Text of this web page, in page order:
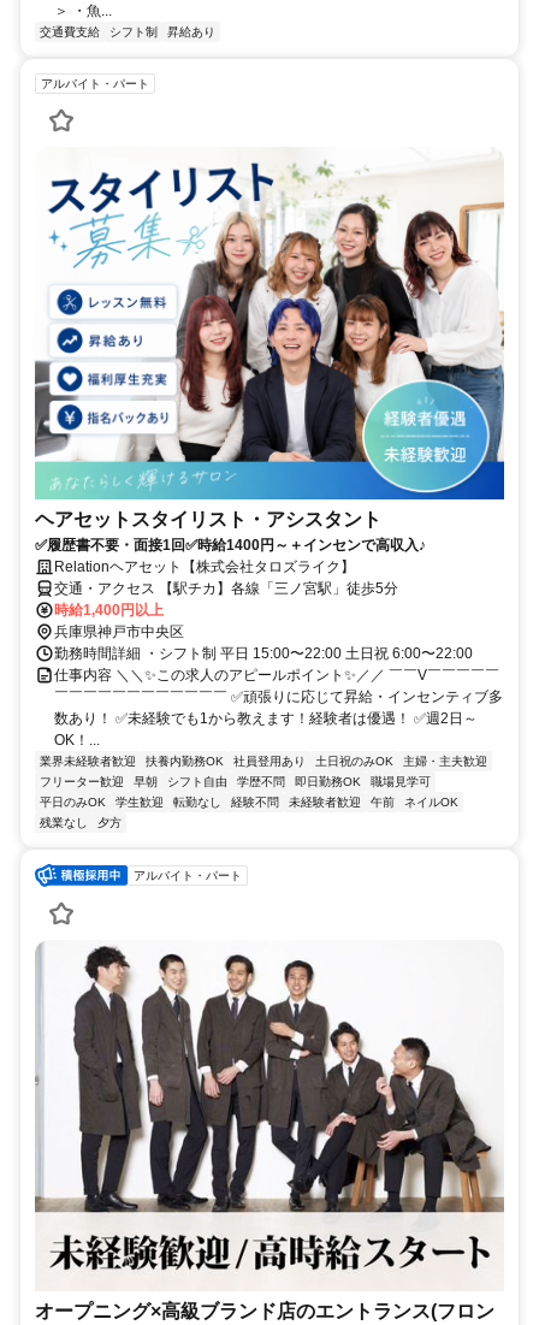
＞ ・魚...
交通費支給 シフト制 昇給あり
アルバイト・パート
ヘアセットスタイリスト・アシスタント
✅履歴書不要・面接1回✅時給1400円～＋インセンで高収入♪
Relationヘアセット【株式会社タロズライク】
交通・アクセス 【駅チカ】各線「三ノ宮駅」徒歩5分
時給1,400円以上
兵庫県神戸市中央区
勤務時間詳細 ・シフト制 平日 15:00〜22:00 土日祝 6:00〜22:00
仕事内容 ＼＼✨この求人のアピールポイント✨／／ ￣￣V￣￣￣￣￣
￣￣￣￣￣￣￣￣￣￣￣￣ ✅頑張りに応じて昇給・インセンティブ多
数あり！ ✅未経験でも1から教えます！経験者は優遇！ ✅週2日～
OK！...
業界未経験者歓迎 扶養内勤務OK 社員登用あり 土日祝のみOK
主婦・主夫歓迎
フリーター歓迎
早朝 シフト自由 学歴不問 即日勤務OK
職場見学可
平日のみOK
学生歓迎 転勤なし 経験不問 未経験者歓迎 午前
ネイルOK
残業なし
夕方
アルバイト・パート
オープニング×高級ブランド店のエントランス(フロン